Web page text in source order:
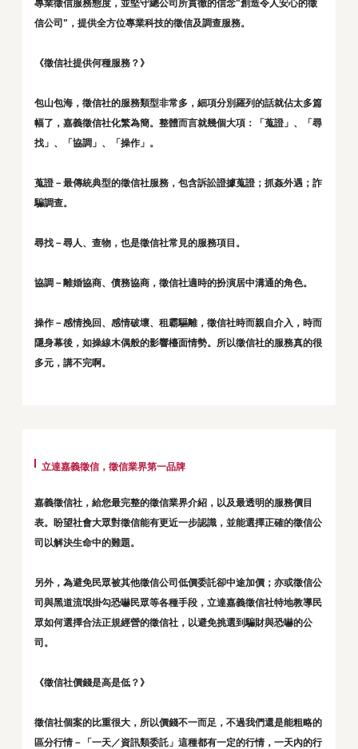
專業徵信服務態度，並堅守總公司所貫徹的信念"創造令人安心的徵
信公司"，提供全方位專業科技的徵信及調查服務。
《徵信社提供何種服務？》
包山包海，徵信社的服務類型非常多，細項分別羅列的話就佔太多篇
幅了，嘉義徵信社化繁為簡。整體而言就幾個大項：「蒐證」、「尋
找」、「協調」、「操作」。
蒐證－最傳統典型的徵信社服務，包含訴訟證據蒐證；抓姦外遇；詐
騙調查。
尋找－尋人、查物，也是徵信社常見的服務項目。
協調－離婚協商、債務協商，徵信社適時的扮演居中溝通的角色。
操作－感情挽回、感情破壞、租霸驅離，徵信社時而親自介入，時而
隱身幕後，如操線木偶般的影響檯面情勢。所以徵信社的服務真的很
多元，講不完啊。
立達嘉義徵信，徵信業界第一品牌
嘉義徵信社，給您最完整的徵信業界介紹，以及最透明的服務價目
表。盼望社會大眾對徵信能有更近一步認識，並能選擇正確的徵信公
司以解決生命中的難題。
另外，為避免民眾被其他徵信公司低價委託卻中途加價；亦或徵信公
司與黑道流氓掛勾恐嚇民眾等各種手段，立達嘉義徵信社特地教導民
眾如何選擇合法正規經營的徵信社，以避免挑選到騙財與恐嚇的公
司。
《徵信社價錢是高是低？》
徵信社個案的比重很大，所以價錢不一而足，不過我們還是能粗略的
區分行情－「一天／資訊類委託」這種都有一定的行情，一天內的行